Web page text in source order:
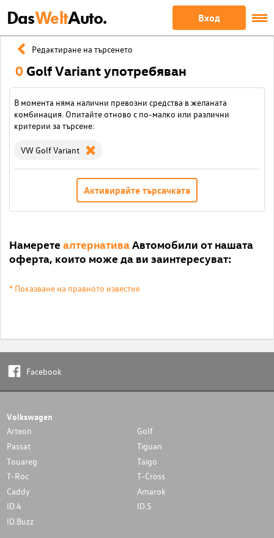
DasWeltAuto. Вход
Редактиране на търсенето
0 Golf Variant употребяван
В момента няма налични превозни средства в желаната
комбинация. Опитайте отново с по-малко или различни
критерии за търсене:
VW Golf Variant
Активирайте търсачката
Намерете алтернативаАвтомобили от нашата
оферта, които може да ви заинтересуват:
* Показване на правното известие
Facebook
Volkswagen
Arteon
Golf
Passat
Tiguan
Touareg
Taigo
T-Roc
T-Cross
Caddy
Amarok
ID.4
ID.5
ID.Buzz